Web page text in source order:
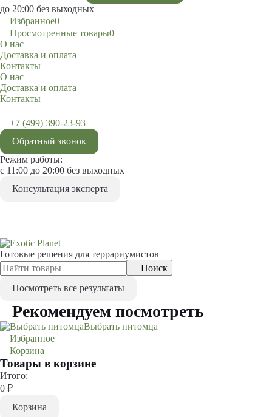
до 20:00 без выходных
Избранное0
Просмотренные товары0
О нас
Доставка и оплата
Контакты
О нас
Доставка и оплата
Контакты
+7 (499) 390-23-93
Обратный звонок
Режим работы:
с 11:00 до 20:00 без выходных
Консультация эксперта
Готовые решения для террариумистов
Поиск
Посмотреть все результаты
Рекомендуем посмотреть
Выбрать питомца
Избранное
Корзина
Товары в корзине
Итого:
0 ₽
Корзина